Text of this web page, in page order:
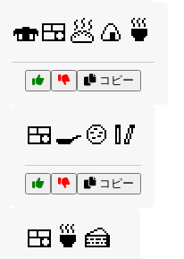
🍣🍱🥟🍙🍵
コピー
🍱🍳🍲🥢
コピー
🍱🍵🍰